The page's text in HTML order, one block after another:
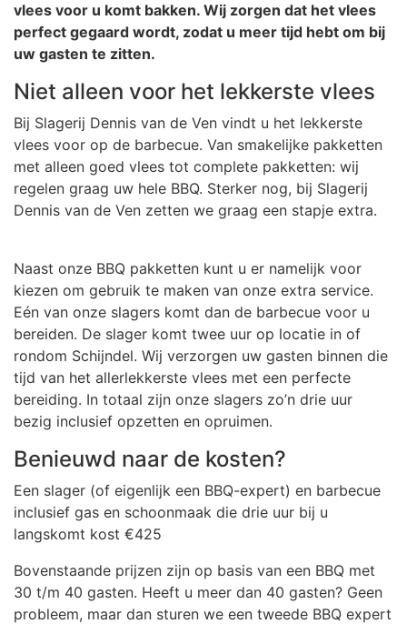
vlees voor u komt bakken. Wij zorgen dat het vlees
perfect gegaard wordt, zodat u meer tijd hebt om bij
uw gasten te zitten.
Niet alleen voor het lekkerste vlees
Bij Slagerij Dennis van de Ven vindt u het lekkerste
vlees voor op de barbecue. Van smakelijke pakketten
met alleen goed vlees tot complete pakketten: wij
regelen graag uw hele BBQ. Sterker nog, bij Slagerij
Dennis van de Ven zetten we graag een stapje extra.
Naast onze BBQ pakketten kunt u er namelijk voor
kiezen om gebruik te maken van onze extra service.
Eén van onze slagers komt dan de barbecue voor u
bereiden. De slager komt twee uur op locatie in of
rondom Schijndel. Wij verzorgen uw gasten binnen die
tijd van het allerlekkerste vlees met een perfecte
bereiding. In totaal zijn onze slagers zo’n drie uur
bezig inclusief opzetten en opruimen.
Benieuwd naar de kosten?
Een slager (of eigenlijk een BBQ-expert) en barbecue
inclusief gas en schoonmaak die drie uur bij u
langskomt kost €425
Bovenstaande prijzen zijn op basis van een BBQ met
30 t/m 40 gasten. Heeft u meer dan 40 gasten? Geen
probleem, maar dan sturen we een tweede BBQ expert